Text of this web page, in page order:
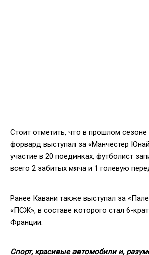
Стоит отметить, что в прошлом сезоне
форвард выступал за «Манчестер
участие в 20 поединках, футболист
всего 2 забитых мяча и 1 голевую
Ранее Кавани также выступал за
«ПСЖ», в составе которого стал 6-
Франции.
Спорт, красивые автомобили и,